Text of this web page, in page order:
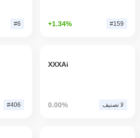
#6 +1.34% #159
#406
XXXAi
0.00% لا تصنيف